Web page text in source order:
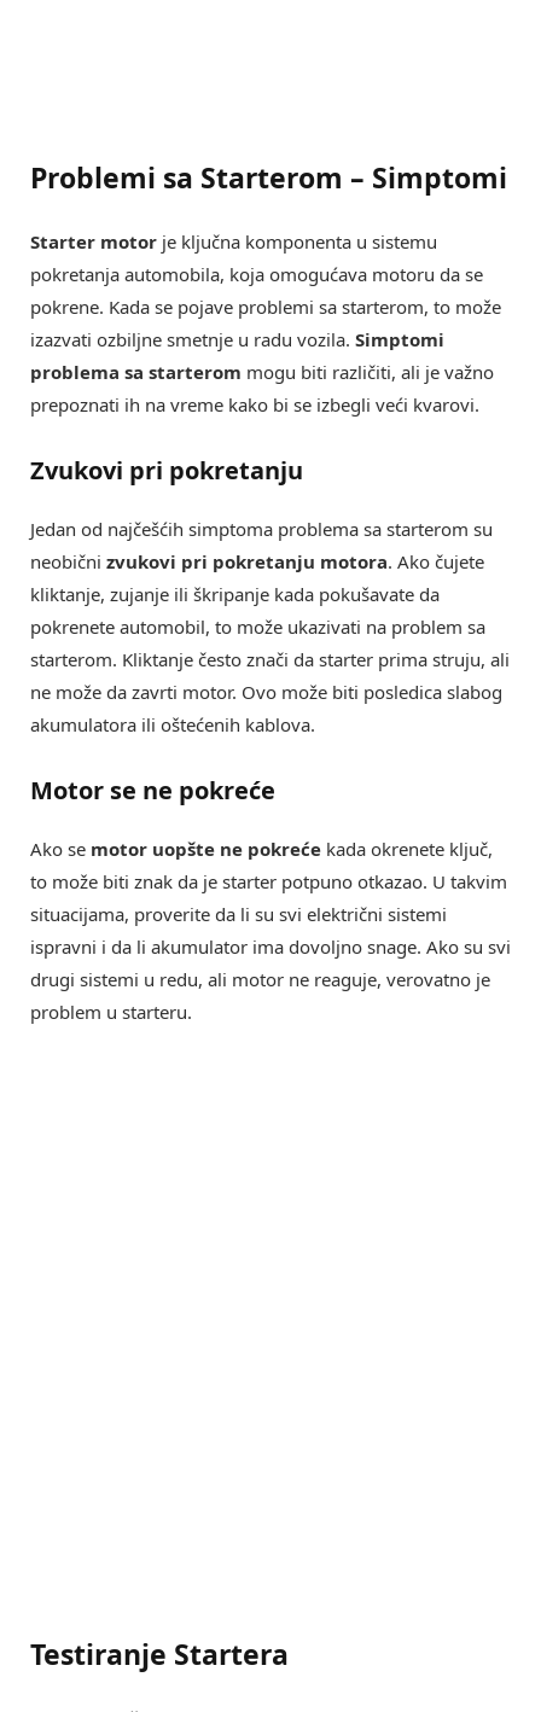
Problemi sa Starterom – Simptomi
Starter motor je ključna komponenta u sistemu
pokretanja automobila, koja omogućava motoru da se
pokrene. Kada se pojave problemi sa starterom, to može
izazvati ozbiljne smetnje u radu vozila. Simptomi
problema sa starterom mogu biti različiti, ali je važno
prepoznati ih na vreme kako bi se izbegli veći kvarovi.
Zvukovi pri pokretanju
Jedan od najčešćih simptoma problema sa starterom su
neobični zvukovi pri pokretanju motora. Ako čujete
kliktanje, zujanje ili škripanje kada pokušavate da
pokrenete automobil, to može ukazivati na problem sa
starterom. Kliktanje često znači da starter prima struju, ali
ne može da zavrti motor. Ovo može biti posledica slabog
akumulatora ili oštećenih kablova.
Motor se ne pokreće
Ako se motor uopšte ne pokreće kada okrenete ključ,
to može biti znak da je starter potpuno otkazao. U takvim
situacijama, proverite da li su svi električni sistemi
ispravni i da li akumulator ima dovoljno snage. Ako su svi
drugi sistemi u redu, ali motor ne reaguje, verovatno je
problem u starteru.
Testiranje Startera